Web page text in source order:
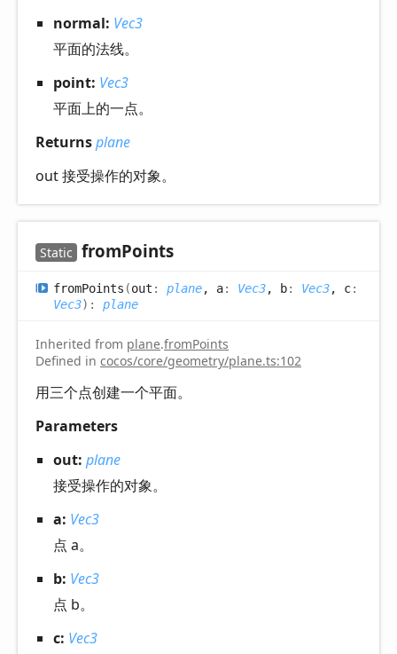
normal: Vec3
平面的法线。
point: Vec3
平面上的一点。
Returnsplane
out 接受操作的对象。
Static fromPoints
fromPoints (out : plane, a: Vec3, b: Vec3, c:
Vec3) : plane
Inherited from plane.fromPoints
Defined in cocos/core/geometry/plane.ts:102
用三个点创建一个平面。
Parameters
out: plane
接受操作的对象。
a: Vec3
点 a。
b: Vec3
点 b。
c: Vec3